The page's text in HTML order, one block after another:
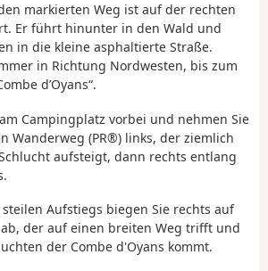
markierten Weg ist auf der rechten
Er führt hinunter in den Wald und
in die kleine asphaltierte Straße.
in Richtung Nordwesten, bis zum
d’Oyans“.
Campingplatz vorbei und nehmen Sie
Wanderweg (PR®) links, der ziemlich
aufsteigt, dann rechts entlang
steilen Aufstiegs biegen Sie rechts auf
der auf einen breiten Weg trifft und
der Combe d'Oyans kommt.